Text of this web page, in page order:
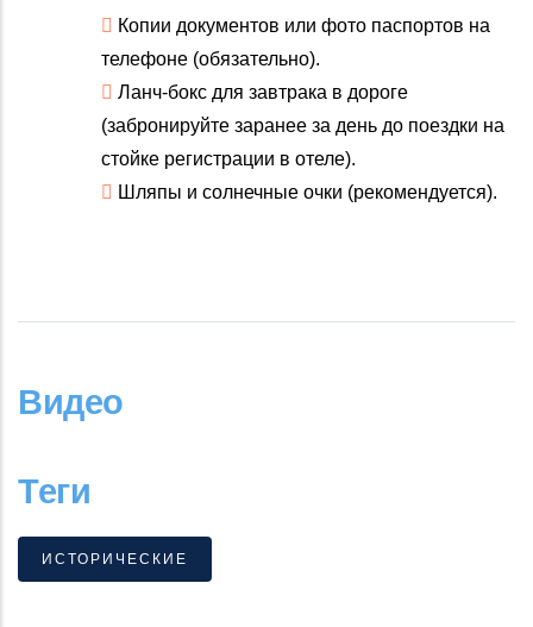
Копии документов или фото паспортов на
телефоне (обязательно).
Ланч-бокс для завтрака в дороге
(забронируйте заранее за день до поездки на
стойке регистрации в отеле).
Шляпы и солнечные очки (рекомендуется).
Видео
Теги
ИСТОРИЧЕСКИЕ